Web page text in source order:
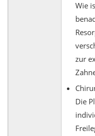
Wie
zur
Die